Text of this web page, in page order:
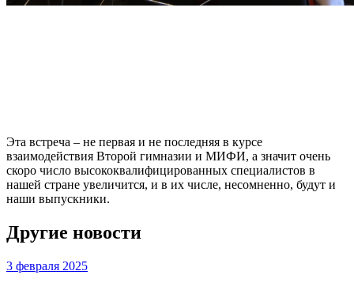
Эта встреча – не первая и не последняя в курсе
взаимодействия Второй гимназии и МИФИ, а значит очень
скоро число высококвалифицированных специалистов в
нашей стране увеличится, и в их числе, несомненно, будут и
наши выпускники.
Другие новости
3 февраля 2025